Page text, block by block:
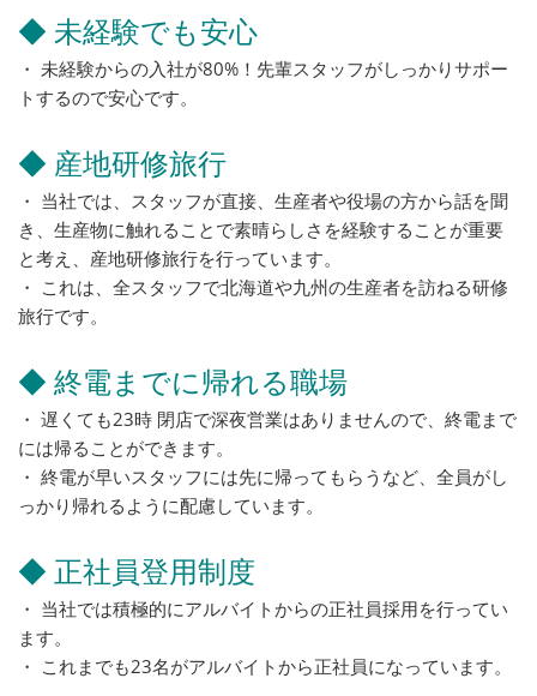
◆ 未経験でも安心
・ 未経験からの入社が80%！先輩スタッフがしっかりサポー
トするので安心です。
◆ 産地研修旅行
・ 当社では、スタッフが直接、生産者や役場の方から話を聞
き、生産物に触れることで素晴らしさを経験することが重要
と考え、産地研修旅行を行っています。
・ これは、全スタッフで北海道や九州の生産者を訪ねる研修
旅行です。
◆ 終電までに帰れる職場
・ 遅くても23時 閉店で深夜営業はありませんので、終電まで
には帰ることができます。
・ 終電が早いスタッフには先に帰ってもらうなど、全員がし
っかり帰れるように配慮しています。
◆ 正社員登用制度
・ 当社では積極的にアルバイトからの正社員採用を行ってい
ます。
・ これまでも23名がアルバイトから正社員になっています。